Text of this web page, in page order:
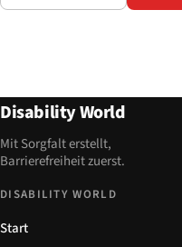
Disability World
Mit Sorgfalt erstellt,
Barrierefreiheit zuerst.
DISABILITY WORLD
Start